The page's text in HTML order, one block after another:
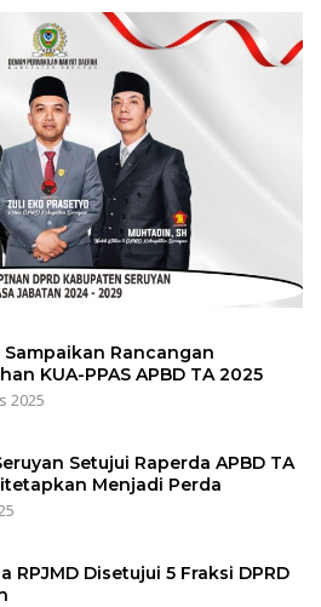
Rancangan
KUA-PPAS APBD TA 2025
2025
Setujui Raperda APBD TA
Menjadi Perda
RPJMD Disetujui 5 Fraksi DPRD